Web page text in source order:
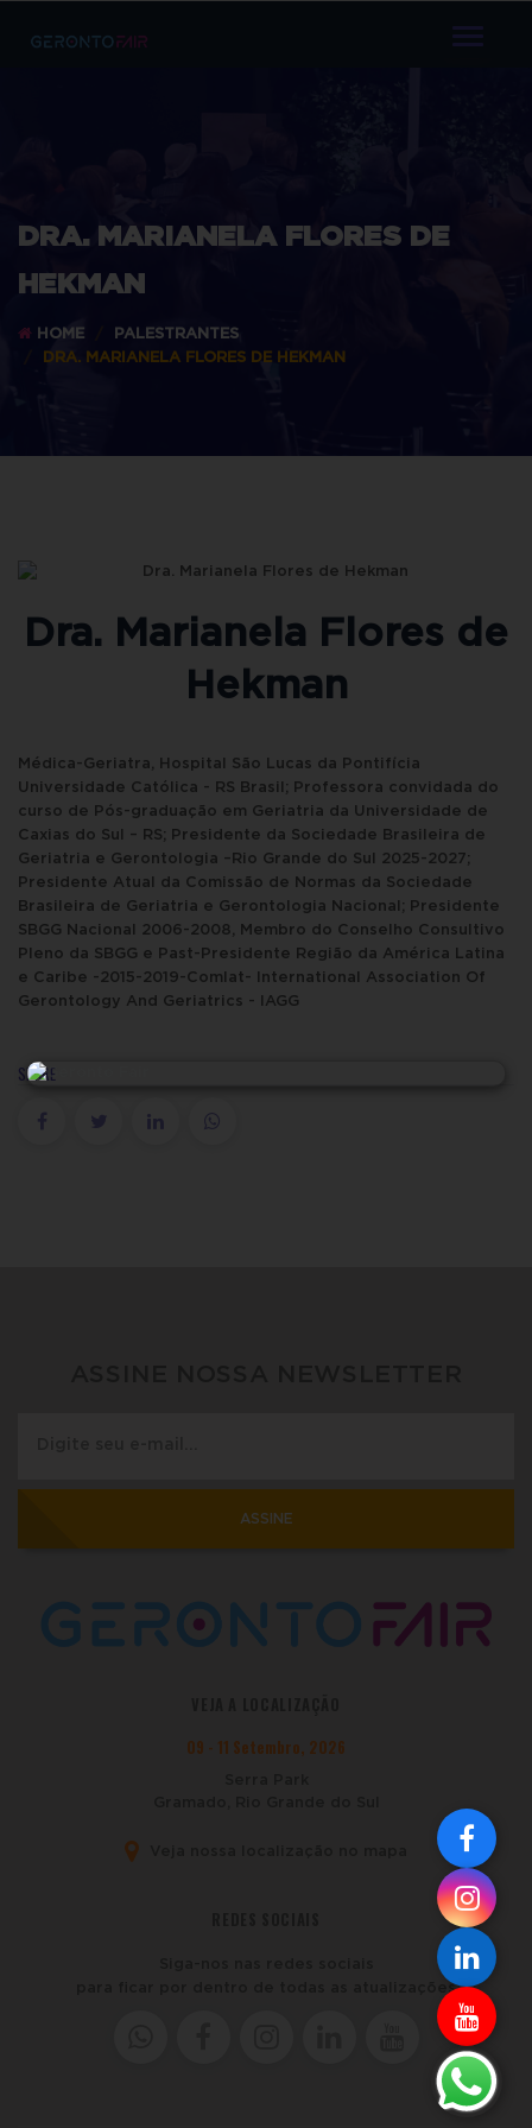
DRA. MARIANELA FLORES DE
HEKMAN
HOME
PALESTRANTES
DRA. MARIANELA FLORES DE HEKMAN
Dra. Marianela Flores de
Hekman
Médica-Geriatra, Hospital São Lucas da Pontifícia
Universidade Católica - RS Brasil; Professora convidada do
curso de Pós-graduação em Geriatria da Universidade de
Caxias do Sul – RS; Presidente da Sociedade Brasileira de
Geriatria e Gerontologia –Rio Grande do Sul 2025-2027;
Presidente Atual da Comissão de Normas da Sociedade
Brasileira de Geriatria e Gerontologia Nacional; Presidente
SBGG Nacional 2006-2008, Membro do Conselho Consultivo
Pleno da SBGG e Past-Presidente Região da América Latina
e Caribe -2015-2019-Comlat- International Association Of
Gerontology And Geriatrics - IAGG
SHARE
ASSINE
09 - 11 Setembro, 2026
para ficar por dentro de todas as atualizações